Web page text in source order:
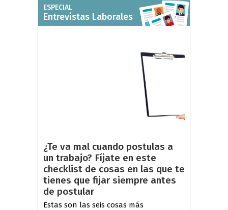
ESPECIAL
Entrevistas Laborales
¿Te va mal cuando postulas a
un trabajo? Fíjate en este
checklist de cosas en las que te
tienes que fijar siempre antes
de postular
Estas son las seis cosas más